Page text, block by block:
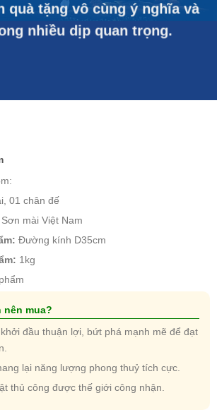
quà tặng vô cùng ý nghĩa và
nhiều dịp quan trọng.
01 chân đế
Sơn mài Việt Nam
Đường kính D35cm
1kg
nên mua?
đầu thuận lợi, bứt phá mạnh mẽ để đạt
lại năng lượng phong thuỷ tích cực.
thủ công được thế giới công nhận.